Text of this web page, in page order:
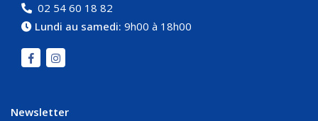
02 54 60 18 82
Lundi au samedi: 9h00 à 18h00
Newsletter